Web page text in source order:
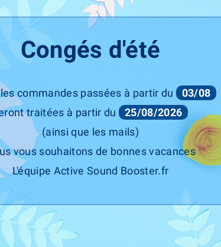
PS
PS
Congés d'été
commandes passées à partir du
03/08
traitées à partir du
25/08/2026
(ainsi que les mails)
vous souhaitons de bonnes vacances
L'équipe Active Sound Booster.fr